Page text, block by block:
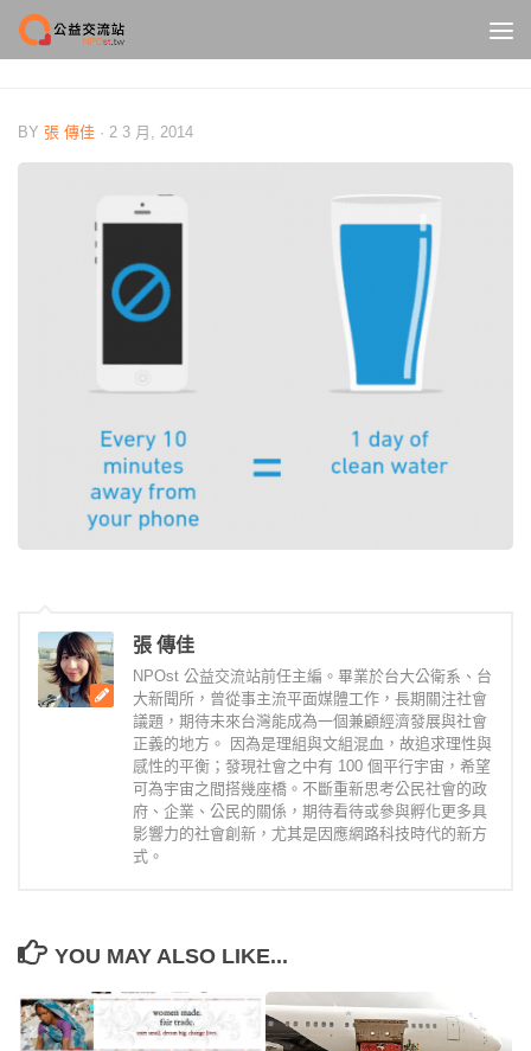
Skip to content
BY 張 傳佳 · 2 3 月, 2014
張 傳佳
NPOst 公益交流站前任主編。畢業於台大公衛系、台
大新聞所，曾從事主流平面媒體工作，長期關注社會
議題，期待未來台灣能成為一個兼顧經濟發展與社會
正義的地方。 因為是理組與文組混血，故追求理性與
感性的平衡；發現社會之中有 100 個平行宇宙，希望
可為宇宙之間搭幾座橋。不斷重新思考公民社會的政
府、企業、公民的關係，期待看待或參與孵化更多具
影響力的社會創新，尤其是因應網路科技時代的新方
式。
YOU MAY ALSO LIKE...